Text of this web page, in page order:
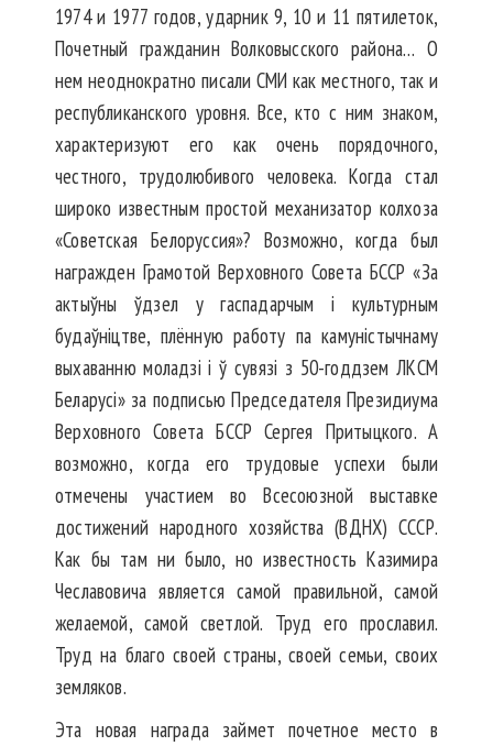
1974 и 1977 годов, ударник 9, 10 и 11 пятилеток,
Почетный гражданин Волковысского района… О
нем неоднократно писали СМИ как местного, так и
республиканского уровня. Все, кто с ним знаком,
характеризуют его как очень порядочного,
честного, трудолюбивого человека. Когда стал
широко известным простой механизатор колхоза
«Советская Белоруссия»? Возможно, когда был
награжден Грамотой Верховного Совета БССР «За
актыўны ўдзел у гаспадарчым і культурным
будаўніцтве, плённую работу па камуністычнаму
выхаванню моладзі і ў сувязі з 50-годдзем ЛКСМ
Беларусі» за подписью Председателя Президиума
Верховного Совета БССР Сергея Притыцкого. А
возможно, когда его трудовые успехи были
отмечены участием во Всесоюзной выставке
достижений народного хозяйства (ВДНХ) СССР.
Как бы там ни было, но известность Казимира
Чеславовича является самой правильной, самой
желаемой, самой светлой. Труд его прославил.
Труд на благо своей страны, своей семьи, своих
земляков.
Эта новая награда займет почетное место в